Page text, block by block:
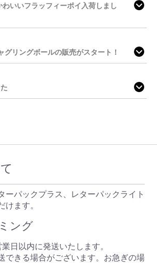
いいフラッフィーポイ入荷しまし
グリングボールの販売がスタート！
ーパックプラス、レターパックライト
けます。
ング
日以内に発送いたします。
できる場合がございます。お急ぎの場